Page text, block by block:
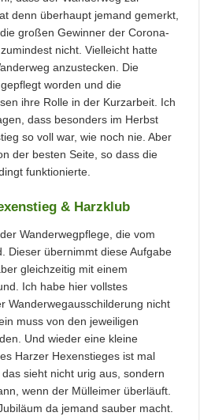
denn überhaupt jemand gemerkt,
großen Gewinner der Corona-
nicht. Vielleicht hatte
anzustecken. Die
worden und die
ihre Rolle in der Kurzarbeit. Ich
dass besonders im Herbst
so voll war, wie noch nie. Aber
der besten Seite, so dass die
funktionierte.
& Harzklub
Wanderwegpflege, die vom
Dieser übernimmt diese Aufgabe
gleichzeitig mit einem
Ich habe hier vollstes
Wanderwegausschilderung nicht
muss von den jeweiligen
Und wieder eine kleine
Harzer Hexenstieges ist mal
sieht nicht urig aus, sondern
wenn der Mülleimer überläuft.
da jemand sauber macht.